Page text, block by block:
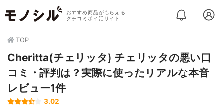
おすすめ商品がもらえる
クチコミポイ活サイト
TOP
Cheritta(チェリッタ) チェリッタの悪い口
コミ・評判は？実際に使ったリアルな本音
レビュー1件
3.02